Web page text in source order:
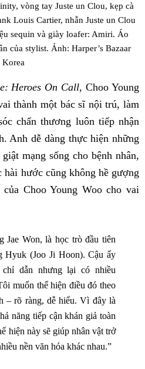
vòng tay Juste un Clou, kẹp cà
Louis Cartier, nhẫn Juste un Clou
sequin và giày loafer: Amiri. Áo
của stylist. Ảnh: Harper’s Bazaar
Korea
Heroes On Call, Choo Young
thành một bác sĩ nội trú, làm
chấn thương luôn tiếp nhận
Anh dễ dàng thực hiện những
mạng sống cho bệnh nhân,
hài hước cũng không hề gượng
Choo Young Woo cho vai
Jae Won, là học trò đầu tiên
Hyuk (Joo Ji Hoon). Cậu ấy
dẫn nhưng lại có nhiều
muốn thể hiện điều đó theo
– rõ ràng, dễ hiểu. Vì đây là
năng tiếp cận khán giả toàn
hiện này sẽ giúp nhân vật trở
nền văn hóa khác nhau.”